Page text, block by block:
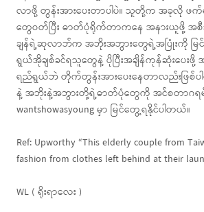
လာဖို့ တွန်းအားပေးတာပါပဲ။ သူတို့က အခုလို ဖ
တွေဝတ်ပြီး ဓာတ်ပုံရိုက်တာကနေ အနားယူဖို့ အစီ
ချန်ရဲ့ဆုလာဘ်က အဘိုးအဘွားတွေရဲ့အပြုံးကို မ
ရွယ်အိုချစ်ခင်ရသူတွေနဲ့ ပိုပြီးအချိန်ကုန်ဆုံးပေးဖို့
ရည်ရွယ်ဘဲ တိုက်တွန်းအားပေးနေတာလည်းဖြစ်
နဲ့ အဘိုးနဲ့အဘွားတို့ရဲ့ဓာတ်ပုံတွေကို အင်စတာဂရ
wantshowasyoung မှာ မြင်တွေ့ရနိုင်ပါတယ်။
Ref: Upworthy “This elderly couple from
fashion from clothes left behind at their
WL ( ရိုးရာလေး )